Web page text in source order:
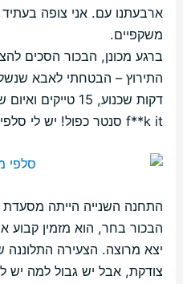
ארבעתנו עם. אני צופה בעתיד
משקפיים.
ברגע מכונן, הבכור הסכים
דקות שכנוע, 15 טייקים ואיום שאני לא אקנה קינוח.
f**k it סנטר כפול! יש לי סלפי עם שני הילדים.
התחנה השנייה הייתה
הבכור בחר, הוא מזמין
יצא מרוצה. הצעירה
צודקת, אבל יש גבול למה יש